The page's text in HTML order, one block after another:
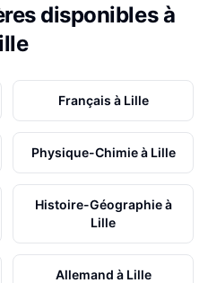
disponibles à
Français à Lille
Physique-Chimieà Lille
Histoire-Géographieà
Lille
Allemand à Lille